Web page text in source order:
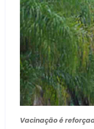
Vacinação é